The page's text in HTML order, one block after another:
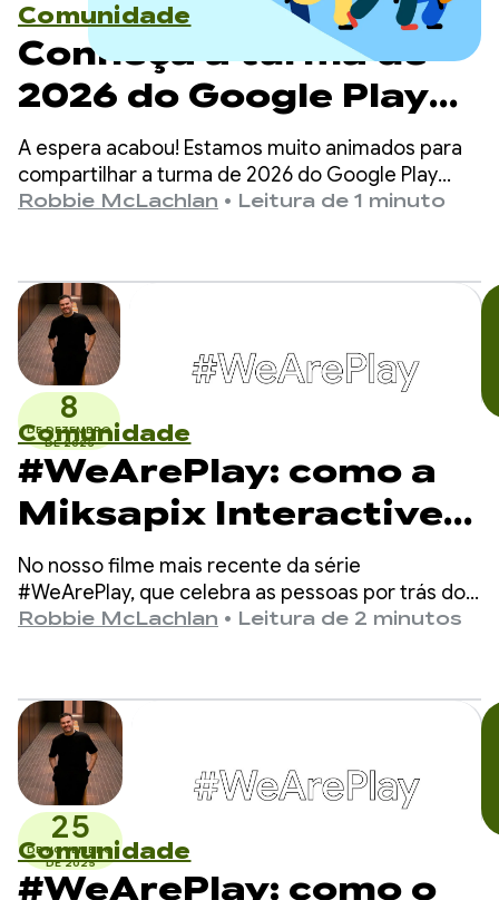
Comunidade
Conheça a turma de
2026 do Google Play
Apps Accelerator
A espera acabou! Estamos muito animados para
compartilhar a turma de 2026 do Google Play
Apps Accelerator.
Robbie McLachlan • Leitura de 1 minuto
8
DE DEZEMBRO
DE 2025
Comunidade
#WeArePlay: como a
Miksapix Interactive
está levando a
mitologia sámi antiga
para jogadores de
No nosso filme mais recente da série
#WeArePlay, que celebra as pessoas por trás dos
apps e jogos no Google Play, conhecemos Mikkel,
Robbie McLachlan • Leitura de 2 minutos
25
DE NOVEMBRO
DE 2025
Comunidade
#WeArePlay: como o